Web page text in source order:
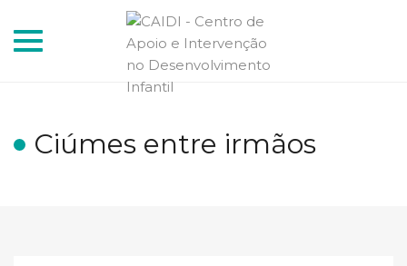
Toggle
Ciúmes entre irmãos